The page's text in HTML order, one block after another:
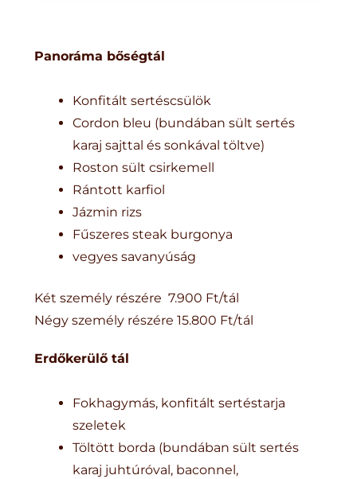
Panoráma bőségtál
Konfitált sertéscsülök
Cordon bleu (bundában sült sertés
karaj sajttal és sonkával töltve)
Roston sült csirkemell
Rántott karfiol
Jázmin rizs
Fűszeres steak burgonya
vegyes savanyúság
Két személy részére 7.900 Ft/tál
Négy személy részére 15.800 Ft/tál
Erdőkerülő tál
Fokhagymás, konfitált sertéstarja
szeletek
Töltött borda (bundában sült sertés
karaj juhtúróval, baconnel,